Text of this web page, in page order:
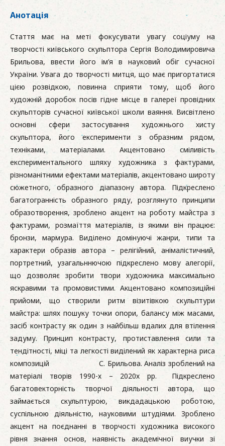
Анотація
Стаття має на меті фокусувати увагу соціуму на
творчості київського скульптора Сергія Володимировича
Брильова, ввести його ім’я в науковий обіг сучасної
України. Увага до творчості митця, що має пригортатися
цією розвідкою, повинна сприяти тому, щоб його
художній доробок посів гідне місце в галереї провідних
скульпторів сучасної київської школи ваяння. Висвітлено
основні сфери застосування художнього хисту
скульптора, його експерименти з образним рядом,
техніками, матеріалами. Акцентовано сміливість
експериментального шляху художника з фактурами,
різноманітними ефектами матеріалів, акцентовано широту
сюжетного, образного діапазону автора. Підкреслено
багатогранність образного ряду, розглянуто принципи
образотворення, зроблено акцент на роботу майстра з
фактурами, розмаїття матеріалів, із якими він працює:
бронзи, мармура. Виділено домінуючі жанри, типи та
характери образів автора – релігійний, анімалістичний,
портретний, узагальннючою підкреслено мову алегорії,
що дозволяє зробити твори худoжника максимально
яскравими та промовистими. Акцентовано композиційні
прийоми, що створили ритм візитівкою скульптури
майстра: шлях пошуку точки опори, балансу між масами,
засіб контрасту як один з найбільш вдалих для втілення
задуму. Принцип контрасту, протиставлення сили та
тендітності, міці та легкості виділений як характерна риса
композицій С. Брильова. Аналіз зроблений на
матеріалі творів 1990-х – 2020х рр. Підкреслено
багатовекторність творчої діяльності автора, що
займається скульптурою, викдадацькою роботою,
суспільною діяльністю, науковими штудіями. Зроблено
акцент на поєднанні в творчості художника високого
рівня знання основ, наявність академічної виучки зі